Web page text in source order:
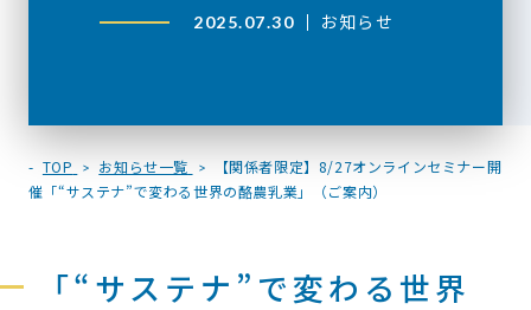
2025.07.30 お知らせ
TOP お知らせ一覧
【関係者限定】8/27オンラインセミナー開
催「“サステナ”で変わる世界の酪農乳業」（ご案内）
「“サステナ”で変わる世界